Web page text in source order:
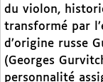
du violon,
transformé par
d’origine russe
(Georges
personnalité